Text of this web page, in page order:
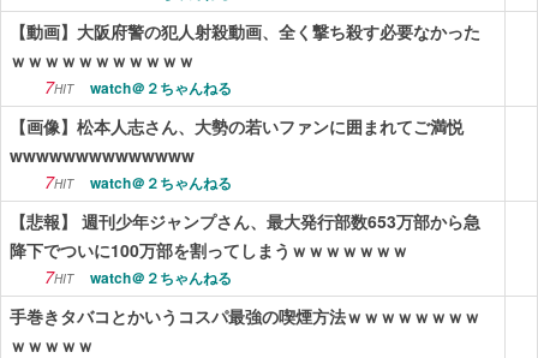
【動画】大阪府警の犯人射殺動画、全く撃ち殺す必要なかった
ｗｗｗｗｗｗｗｗｗｗｗ
7HIT watch＠２ちゃんねる
【画像】松本人志さん、大勢の若いファンに囲まれてご満悦
wwwwwwwwwwwwww
7HIT watch＠２ちゃんねる
【悲報】 週刊少年ジャンプさん、最大発行部数653万部から急
降下でついに100万部を割ってしまうｗｗｗｗｗｗｗ
7HIT watch＠２ちゃんねる
手巻きタバコとかいうコスパ最強の喫煙方法ｗｗｗｗｗｗｗｗ
ｗｗｗｗｗ